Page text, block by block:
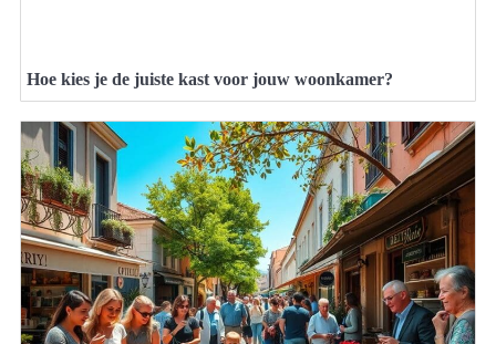
Hoe kies je de juiste kast voor jouw woonkamer?